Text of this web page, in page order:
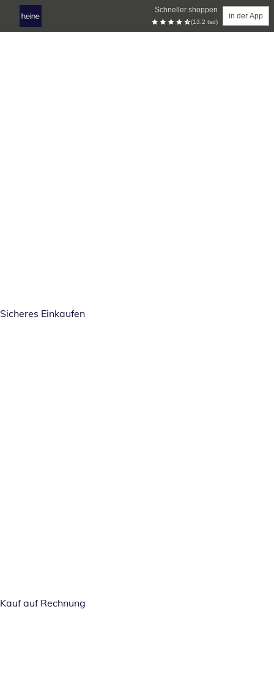
Schneller shoppen
(13.2 tsd)
in der App
Sicheres Einkaufen
Kauf auf Rechnung